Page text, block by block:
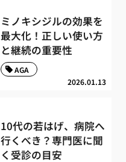
ミノキシジルの効果を
最大化！正しい使い方
と継続の重要性
2026.01.13
AGA
10代の若はげ、病院へ
行くべき？専門医に聞
く受診の目安